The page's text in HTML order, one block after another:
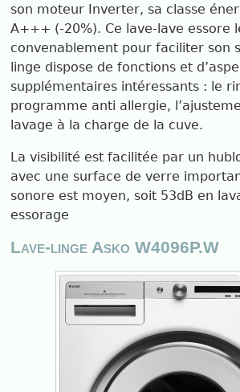
son moteur Inverter, sa classe
A+++ (-20%). Ce lave-lave essore
convenablement pour faciliter son
linge dispose de fonctions et
supplémentaires intéressants : le
programme anti allergie,
lavage à la charge de la cuve.
La visibilité est facilitée par un
avec une surface de verre
sonore est moyen, soit 53dB en
essorage
Lave-linge Asko W4096P.W